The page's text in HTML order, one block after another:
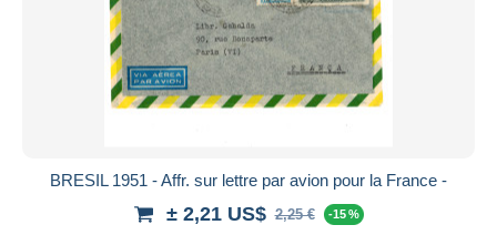
BRESIL 1951 - Affr. sur lettre par avion pour la France -
± 2,21 US$ 2,25 € -15 %